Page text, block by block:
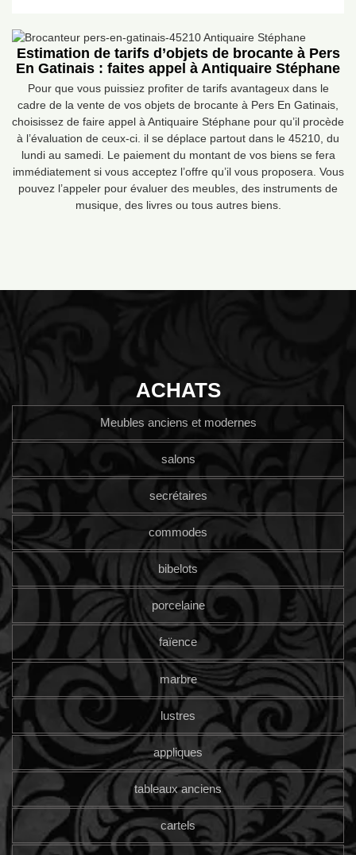
Estimation de tarifs d’objets de brocante à Pers
En Gatinais : faites appel à Antiquaire Stéphane
Pour que vous puissiez profiter de tarifs avantageux dans le
cadre de la vente de vos objets de brocante à Pers En Gatinais,
choisissez de faire appel à Antiquaire Stéphane pour qu’il procède
à l’évaluation de ceux-ci. il se déplace partout dans le 45210, du
lundi au samedi. Le paiement du montant de vos biens se fera
immédiatement si vous acceptez l’offre qu’il vous proposera. Vous
pouvez l’appeler pour évaluer des meubles, des instruments de
musique, des livres ou tous autres biens.
ACHATS
Meubles anciens et modernes
salons
secrétaires
commodes
bibelots
porcelaine
faïence
marbre
lustres
appliques
tableaux anciens
cartels